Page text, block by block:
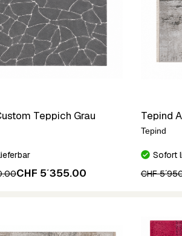
Teppich Grau
CHF 5´355.00
Tepind
Tepind
Sofort
CHF